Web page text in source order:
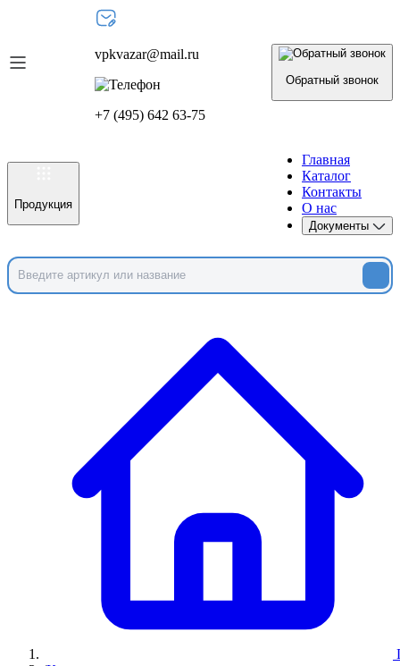
vpkvazar@mail.ru
+7 (495) 642 63-75
Обратный звонок
Продукция
Главная
Каталог
Контакты
О нас
Документы